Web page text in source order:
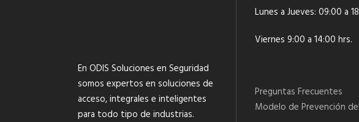
En ODIS Soluciones en Seguridad
somos expertos en soluciones de
acceso, integrales e inteligentes
para todo tipo de industrias.
Lunes a Jueves: 09:00 a
Viernes 9:00 a 14:00 hrs.
Preguntas Frecuentes
Modelo de Prevención